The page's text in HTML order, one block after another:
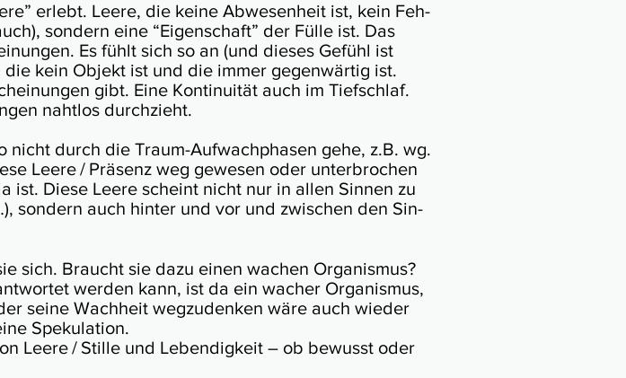
erlebt. Leere, die keine Abwe­sen­heit ist, kein Feh­
son­dern eine “Eigen­schaft” der Fülle ist. Das
Es fühlt sich so an (und dieses Gefühl ist
kein Objekt ist und die immer gegen­wär­tig ist.
gibt. Eine Kon­ti­nui­tät auch im Tief­schlaf.
naht­los durch­zieht.
durch die Traum-Aufwach­pha­sen gehe, z.B. wg.
Leere / Prä­senz weg gewe­sen oder unter­bro­chen
ist. Diese Leere scheint nicht nur in allen Sinnen zu
son­dern auch hin­ter und vor und zwi­schen den Sin­
sich. Braucht sie dazu einen wachen Orga­nis­mus?
wer­den kann, ist da ein wacher Orga­nis­mus,
seine Wach­heit weg­zu­den­ken wäre auch wieder
Spe­ku­lation.
Leere / Stille und Leben­dig­keit – ob bewusst oder